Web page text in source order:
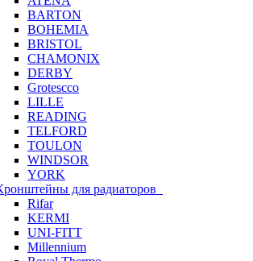
BARTON
BOHEMIA
BRISTOL
CHAMONIX
DERBY
Grotescco
LILLE
READING
TELFORD
TOULON
WINDSOR
YORK
для радиаторов
Rifar
KERMI
UNI-FITT
Millennium